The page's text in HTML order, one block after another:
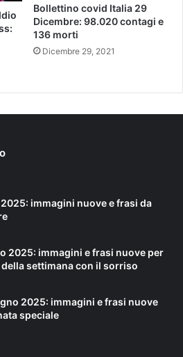
Bollettino covid Italia 29
Dicembre: 98.020 contagi e
136 morti
Dicembre 29, 2021
immagini nuove e frasi da
2025: immagini e frasi nuove per
settimana con il sorriso
2025: immagini e frasi nuove
speciale